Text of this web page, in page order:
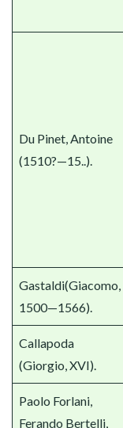
Du Pinet, Antoine
(1510?—15..).
Gastaldi(Giacomo,
1500—1566).
Callapoda
(Giorgio, XVI).
Paolo Forlani,
Ferando Bertelli,